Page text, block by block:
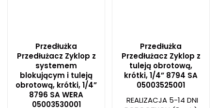
Przedłużka
Przedłużacz Zyklop z
systemem
blokującym i tuleją
obrotową, krótki, 1/4”
8796 SA WERA
05003530001
Przedłużka
Przedłużacz Zyklop z
tuleją obrotową,
krótki, 1/4” 8794 SA
05003525001
REALIZACJA 5-14 DNI